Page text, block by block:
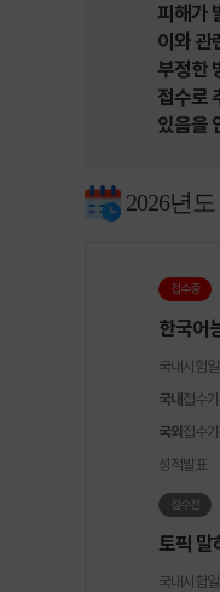
피해가
이와 관
부정한
접수로
있음을
2026년
접수중
한국어
국내시험일
국내 접수
국외 접수
성적발표
접수전
토픽 말
국내시험일